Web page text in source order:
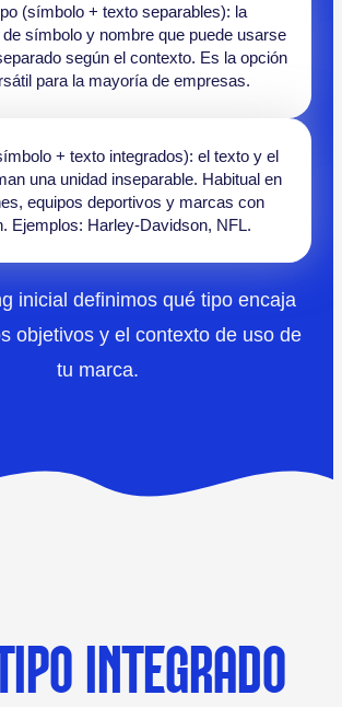
(símbolo + texto separables): la
símbolo y nombre que puede usarse
según el contexto. Es la opción
para la mayoría de empresas.
+ texto integrados): el texto y el
una unidad inseparable. Habitual en
equipos deportivos y marcas con
Ejemplos: Harley-Davidson, NFL.
inicial definimos qué tipo encaja
objetivos y el contexto de uso de
tu marca.
INTEGRADO